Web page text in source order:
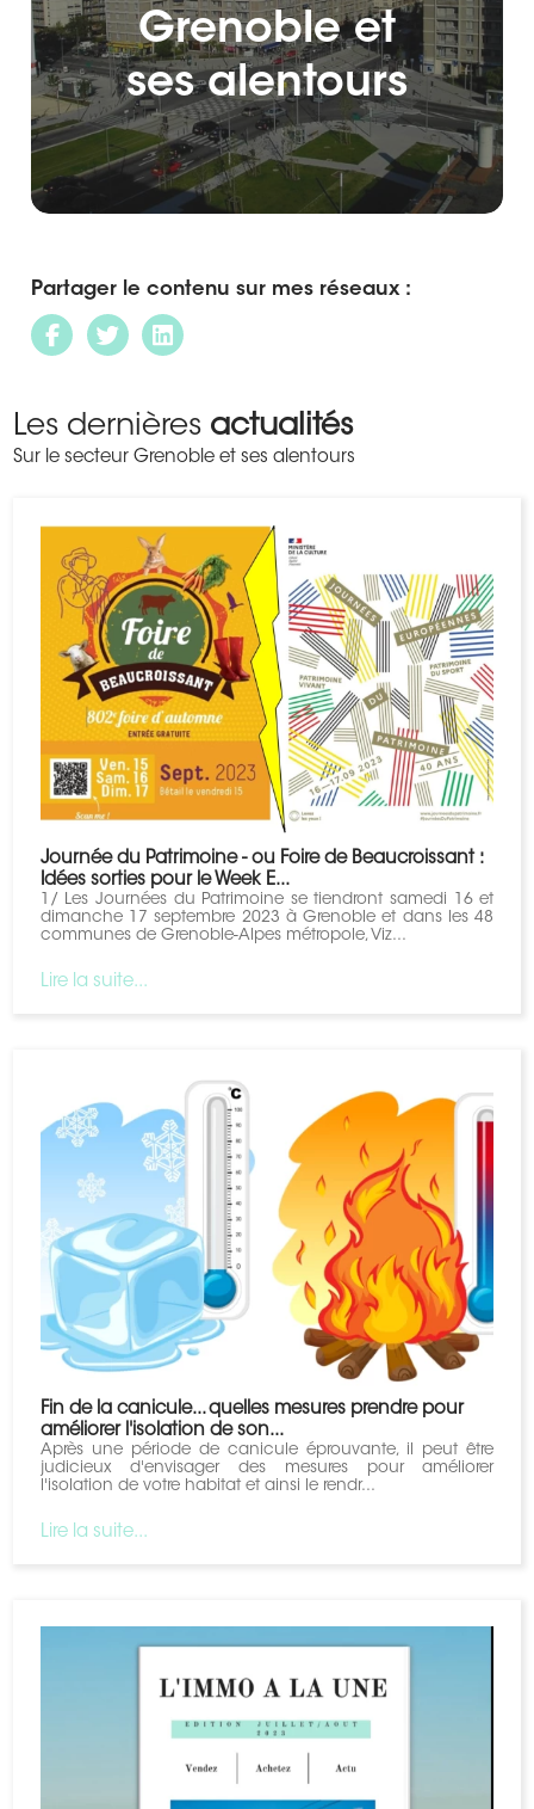
Grenoble et
ses alentours
Partager le contenu sur mes réseaux :
Les dernières actualités
Sur le secteur Grenoble et ses alentours
Journée du Patrimoine - ou Foire de Beaucroissant :
Idées sorties pour le Week E...
1/ Les Journées du Patrimoine se tiendront samedi 16 et
dimanche 17 septembre 2023 à Grenoble et dans les 48
communes de Grenoble-Alpes métropole, Viz...
Lire la suite...
Fin de la canicule... quelles mesures prendre pour
améliorer l'isolation de son...
Après une période de canicule éprouvante, il peut être
judicieux d'envisager des mesures pour améliorer
l'isolation de votre habitat et ainsi le rendr...
Lire la suite...